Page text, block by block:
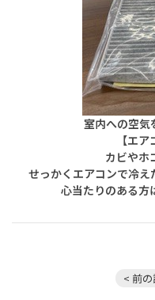
室内への空気
【エ
カビやホ
せっかくエアコンで冷え
心当たりのある
< 前